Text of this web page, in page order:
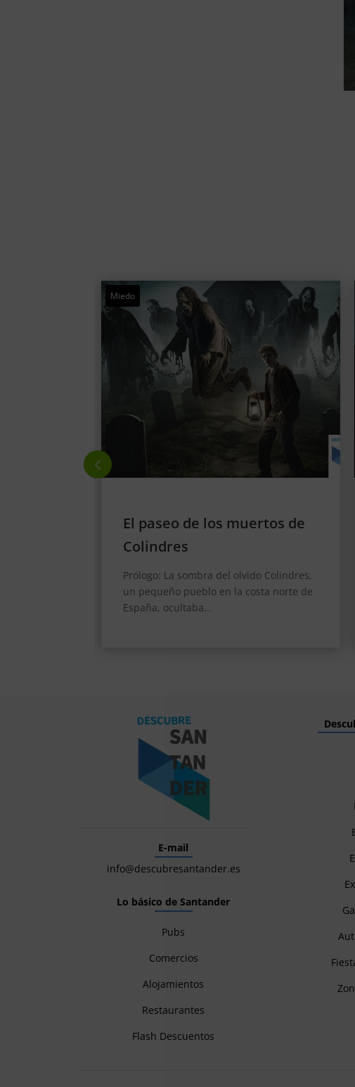
Paranormal
Los espectros del Palacio de
la Magdalena
Los espectros del Palacio de la
Magdalena. El viento gélido susurraba a
través de los altos muros...
E-mail
info@descubresantander.es
Lo básico de Santander
Pubs
Comercios
Alojamientos
Restaurantes
Flash Descuentos